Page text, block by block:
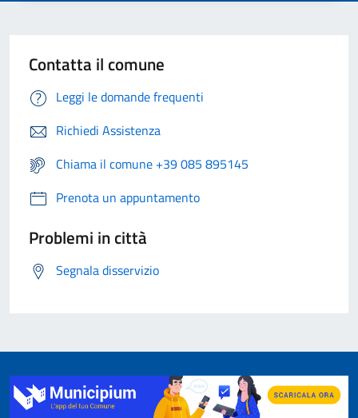
Contatta il comune
Leggi le domande frequenti
Richiedi Assistenza
Chiama il comune +39 085 895145
Prenota un appuntamento
Problemi in città
Segnala disservizio